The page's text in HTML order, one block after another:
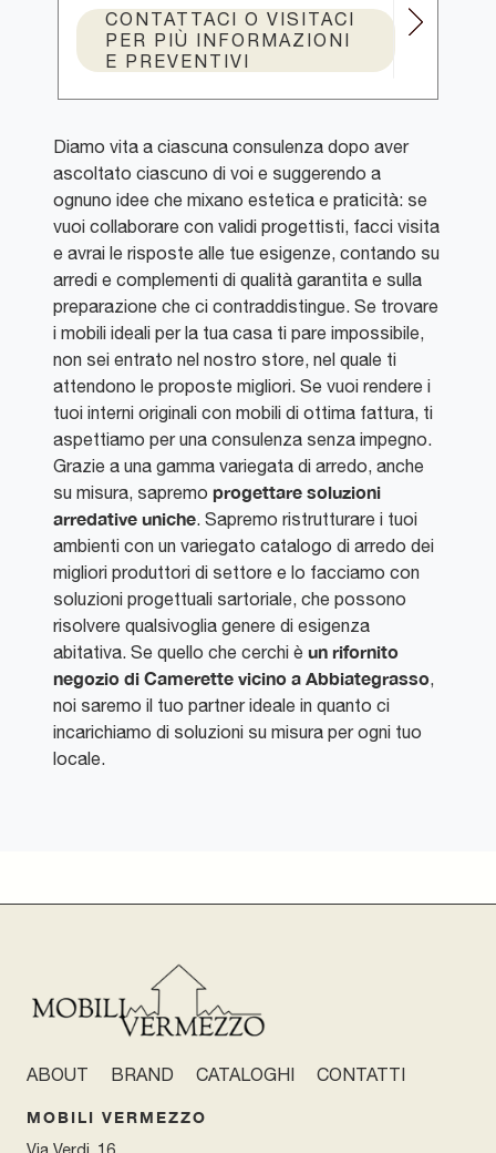
CONTATTACI O VISITACI
PER PIÙ INFORMAZIONI
E PREVENTIVI
Diamo vita a ciascuna consulenza dopo aver
ascoltato ciascuno di voi e suggerendo a
ognuno idee che mixano estetica e praticità: se
vuoi collaborare con validi progettisti, facci visita
e avrai le risposte alle tue esigenze, contando su
arredi e complementi di qualità garantita e sulla
preparazione che ci contraddistingue. Se trovare
i mobili ideali per la tua casa ti pare impossibile,
non sei entrato nel nostro store, nel quale ti
attendono le proposte migliori. Se vuoi rendere i
tuoi interni originali con mobili di ottima fattura, ti
aspettiamo per una consulenza senza impegno.
Grazie a una gamma variegata di arredo, anche
su misura, sapremo progettare soluzioni
arredative uniche. Sapremo ristrutturare i tuoi
ambienti con un variegato catalogo di arredo dei
migliori produttori di settore e lo facciamo con
soluzioni progettuali sartoriale, che possono
risolvere qualsivoglia genere di esigenza
abitativa. Se quello che cerchi è un rifornito
negozio di Camerette vicino a Abbiategrasso,
noi saremo il tuo partner ideale in quanto ci
incarichiamo di soluzioni su misura per ogni tuo
locale.
ABOUT BRAND CATALOGHI CONTATTI
MOBILI VERMEZZO